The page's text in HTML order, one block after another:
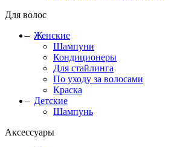
Для волос
Женские
Шампуни
Кондиционеры
Для стайлинга
По уходу за волосами
Краска
Детские
Шампунь
Аксессуары